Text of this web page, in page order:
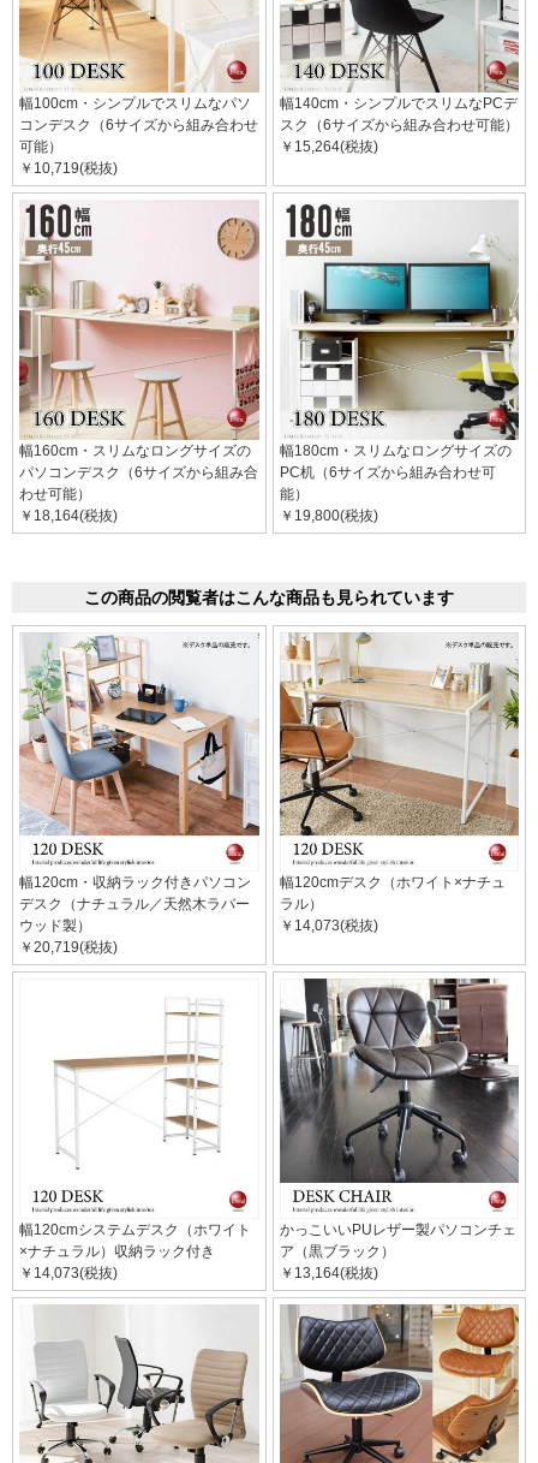
幅100cm・シンプルでスリムなパソ
コンデスク（6サイズから組み合わせ
可能）
￥10,719(税抜)
幅140cm・シンプルでスリムなPCデ
スク（6サイズから組み合わせ可能）
￥15,264(税抜)
幅160cm・スリムなロングサイズの
パソコンデスク（6サイズから組み合
わせ可能）
￥18,164(税抜)
幅180cm・スリムなロングサイズの
PC机（6サイズから組み合わせ可
能）
￥19,800(税抜)
この商品の閲覧者はこんな商品も見られています
幅120cm・収納ラック付きパソコン
デスク（ナチュラル／天然木ラバー
ウッド製）
￥20,719(税抜)
幅120cmデスク（ホワイト×ナチュ
ラル）
￥14,073(税抜)
幅120cmシステムデスク（ホワイト
×ナチュラル）収納ラック付き
￥14,073(税抜)
かっこいいPUレザー製パソコンチェ
ア（黒ブラック）
￥13,164(税抜)